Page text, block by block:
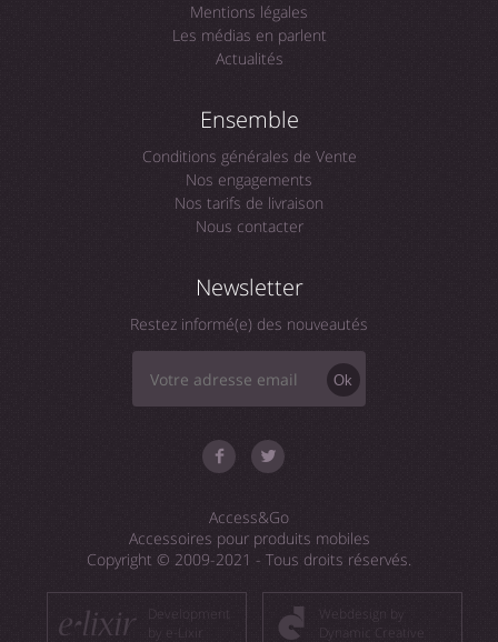
Mentions légales
Les médias en parlent
Actualités
Ensemble
Conditions générales de Vente
Nos engagements
Nos tarifs de livraison
Nous contacter
Newsletter
Restez informé(e) des nouveautés
Ok
Access&Go
Accessoires pour produits mobiles
Copyright © 2009-2021 - Tous droits réservés.
Development
Webdesign by
Dynamic Creative